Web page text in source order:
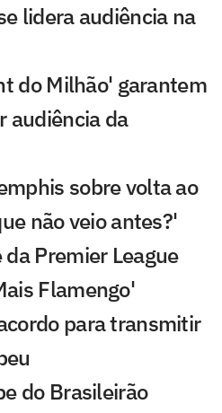
lidera audiência na
do Milhão' garantem
audiência da
sobre volta ao
não veio antes?'
Premier League
Flamengo'
para transmitir
do Brasileirão